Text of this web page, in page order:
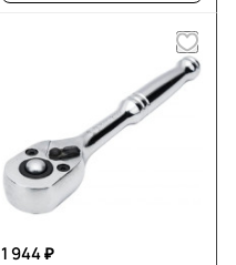
1 944 ₽